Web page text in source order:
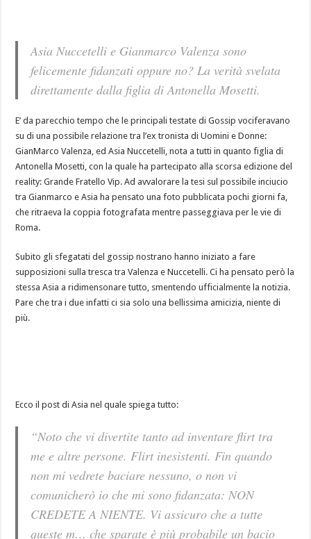
Asia Nuccetelli e Gianmarco Valenza sono
felicemente fidanzati oppure no? La verità svelata
direttamente dalla figlia di Antonella Mosetti.
E’ da parecchio tempo che le principali testate di Gossip vociferavano
su di una possibile relazione tra l’ex tronista di Uomini e Donne:
GianMarco Valenza, ed Asia Nuccetelli, nota a tutti in quanto figlia di
Antonella Mosetti, con la quale ha partecipato alla scorsa edizione del
reality: Grande Fratello Vip. Ad avvalorare la tesi sul possibile inciucio
tra Gianmarco e Asia ha pensato una foto pubblicata pochi giorni fa,
che ritraeva la coppia fotografata mentre passeggiava per le vie di
Roma.
Subito gli sfegatati del gossip nostrano hanno iniziato a fare
supposizioni sulla tresca tra Valenza e Nuccetelli. Ci ha pensato però la
stessa Asia a ridimensonare tutto, smentendo ufficialmente la notizia.
Pare che tra i due infatti ci sia solo una bellissima amicizia, niente di
più.
Ecco il post di Asia nel quale spiega tutto:
“Noto che vi divertite tanto ad inventare flirt tra
me e altre persone. Flirt inesistenti. Fin quando
non mi vedrete baciare nessuno, o non vi
comunicherò io che mi sono fidanzata: NON
CREDETE A NIENTE. Vi assicuro che a tutte
queste m… che sparate è più probabile un bacio